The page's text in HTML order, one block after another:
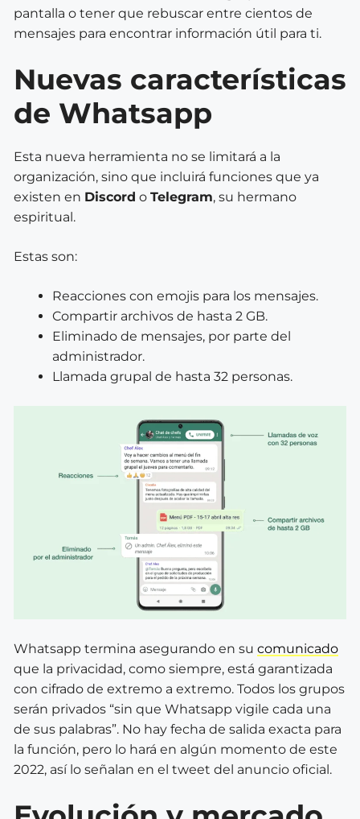
pantalla o tener que rebuscar entre cientos de
mensajes para encontrar información útil para ti.
Nuevas características
de Whatsapp
Esta nueva herramienta no se limitará a la
organización, sino que incluirá funciones que ya
existen en Discord o Telegram, su hermano
espiritual.
Estas son:
Reacciones con emojis para los mensajes.
Compartir archivos de hasta 2 GB.
Eliminado de mensajes, por parte del
administrador.
Llamada grupal de hasta 32 personas.
Whatsapp termina asegurando en su comunicado
que la privacidad, como siempre, está garantizada
con cifrado de extremo a extremo. Todos los grupos
serán privados “sin que Whatsapp vigile cada una
de sus palabras”. No hay fecha de salida exacta para
la función, pero lo hará en algún momento de este
2022, así lo señalan en el tweet del anuncio oficial .